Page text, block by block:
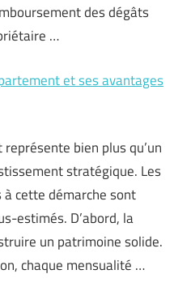
des dégâts
…
et ses avantages
bien plus qu’un
stratégique. Les
cette démarche sont
estimés. D’abord, la
un patrimoine solide.
chaque mensualité …